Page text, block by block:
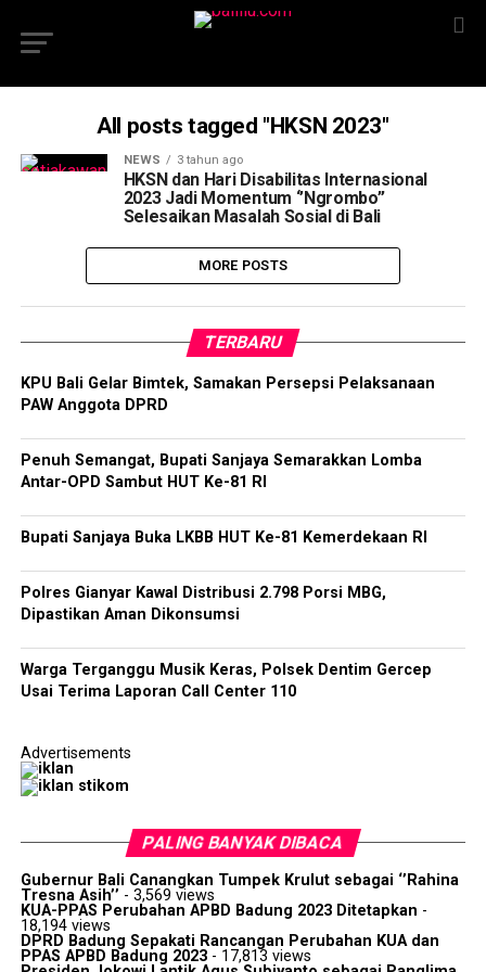
All posts tagged "HKSN 2023"
NEWS 3 tahun ago
HKSN dan Hari Disabilitas Internasional
2023 Jadi Momentum ‘’Ngrombo’’
Selesaikan Masalah Sosial di Bali
MORE POSTS
TERBARU
KPU Bali Gelar Bimtek, Samakan Persepsi Pelaksanaan
PAW Anggota DPRD
Penuh Semangat, Bupati Sanjaya Semarakkan Lomba
Antar-OPD Sambut HUT Ke-81 RI
Bupati Sanjaya Buka LKBB HUT Ke-81 Kemerdekaan RI
Polres Gianyar Kawal Distribusi 2.798 Porsi MBG,
Dipastikan Aman Dikonsumsi
Warga Terganggu Musik Keras, Polsek Dentim Gercep
Usai Terima Laporan Call Center 110
Advertisements
PALING BANYAK DIBACA
Gubernur Bali Canangkan Tumpek Krulut sebagai ‘’Rahina
Tresna Asih’’ - 3,569 views
KUA-PPAS Perubahan APBD Badung 2023 Ditetapkan -
18,194 views
DPRD Badung Sepakati Rancangan Perubahan KUA dan
PPAS APBD Badung 2023- 17,813 views